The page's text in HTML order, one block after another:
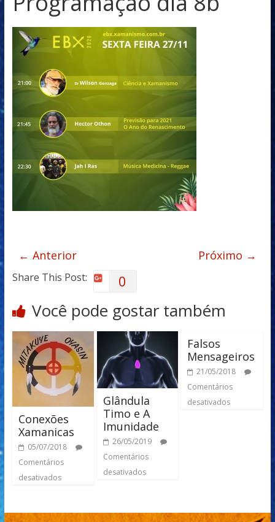
← Anterior Próximo →
Share This Post: 0
Você pode gostar também
Conexões
Xamanicas
05/07/2018
Comentários
desativados
Glândula
Timo e A
Imunidade
26/05/2019
Comentários
desativados
Falsos
Mensageiros
21/05/2018
Comentários
desativados